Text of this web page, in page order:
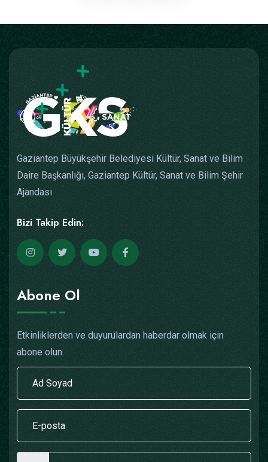
Gaziantep Büyükşehir Belediyesi Kültür, Sanat ve Bilim
Daire Başkanlığı, Gaziantep Kültür, Sanat ve Bilim Şehir
Ajandası
Bizi Takip Edin:
Abone Ol
Etkinliklerden ve duyurulardan haberdar olmak için
abone olun.